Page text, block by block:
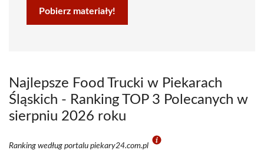
Pobierz materiały!
Najlepsze Food Trucki w Piekarach
Śląskich - Ranking TOP 3 Polecanych w
sierpniu 2026 roku
Ranking według portalu piekary24.com.pl